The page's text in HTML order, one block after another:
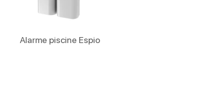
Alarme piscine Espio